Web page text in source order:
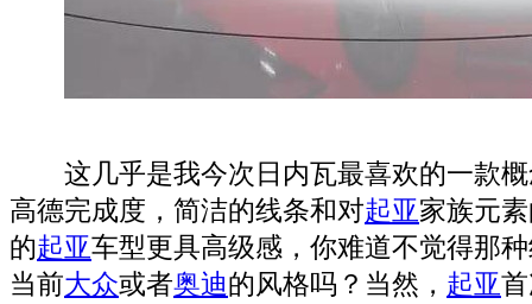
这几乎是我今次日内瓦最喜欢的一款概
高德完成度，简洁的线条和对起亚家族元
的起亚车型更具高级感，你难道不觉得那
当前大众或者奥迪的风格吗？当然， 起亚